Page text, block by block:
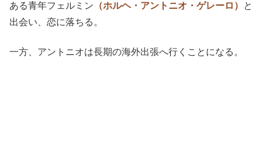
ある青年フェルミン （ホルヘ・アントニオ・ゲレーロ）
と
出会い、恋に落ちる。
一方、アントニオは長期の海外出張へ行くことになる。